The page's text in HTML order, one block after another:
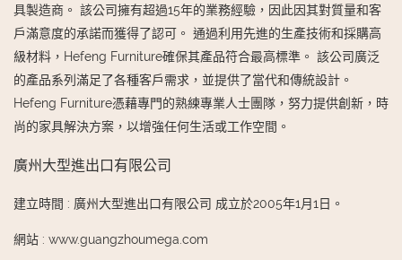
具製造商。 該公司擁有超過15年的業務經驗，因此因其對質量和客
戶滿意度的承諾而獲得了認可。 通過利用先進的生產技術和採購高
級材料，Hefeng Furniture確保其產品符合最高標準。 該公司廣泛
的產品系列滿足了各種客戶需求，並提供了當代和傳統設計。
Hefeng Furniture憑藉專門的熟練專業人士團隊，努力提供創新，時
尚的家具解決方案，以增強任何生活或工作空間。
廣州大型進出口有限公司
建立時間 : 廣州大型進出口有限公司 成立於2005年1月1日。
網站 : www.guangzhoumega.com